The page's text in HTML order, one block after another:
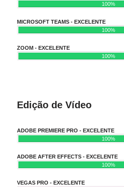
100%
MICROSOFT TEAMS - EXCELENTE
100%
ZOOM - EXCELENTE
100%
Edição de Vídeo
ADOBE PREMIERE PRO - EXCELENTE
100%
ADOBE AFTER EFFECTS - EXCELENTE
100%
VEGAS PRO - EXCELENTE